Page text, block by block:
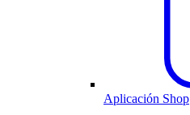
Aplicación Shop